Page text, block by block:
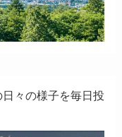
々の様子を毎日投